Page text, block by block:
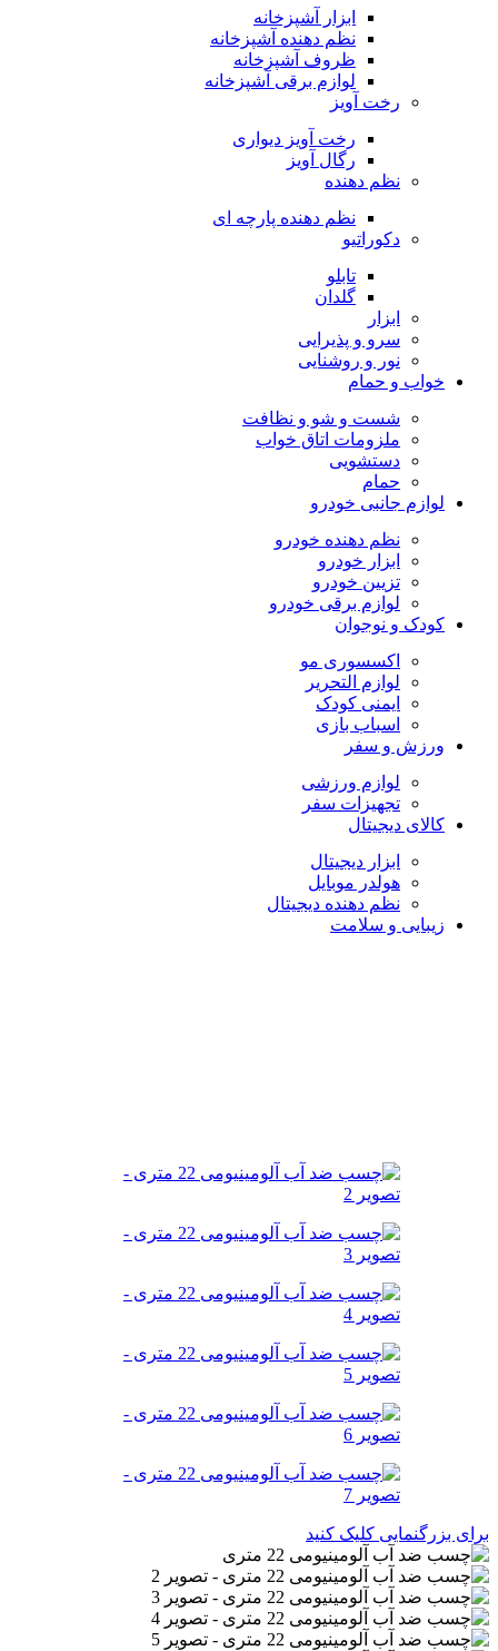
ابزار آشپزخانه
نظم دهنده آشپزخانه
ظروف آشپزخانه
لوازم برقی آشپزخانه
رخت آویز
رخت آویز دیواری
رگال آویز
نظم دهنده
نظم دهنده پارچه ای
دکوراتیو
تابلو
گلدان
ابزار
سرو و پذیرایی
نور و روشنایی
خواب و حمام
شست و شو و نظافت
ملزومات اتاق خواب
دستشویی
حمام
لوازم جانبی خودرو
نظم دهنده خودرو
ابزار خودرو
تزیین خودرو
لوازم برقی خودرو
کودک و نوجوان
اکسسوری مو
لوازم التحریر
ایمنی کودک
اسباب بازی
ورزش و سفر
لوازم ورزشی
تجهیزات سفر
کالای دیجیتال
ابزار دیجیتال
هولدر موبایل
نظم دهنده دیجیتال
زیبایی و سلامت
برای بزرگنمایی کلیک کنید